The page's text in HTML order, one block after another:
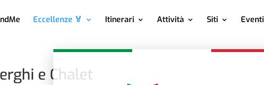
Eccellenze 🏅 Itinerari Attività Siti Eventi
e Chalet